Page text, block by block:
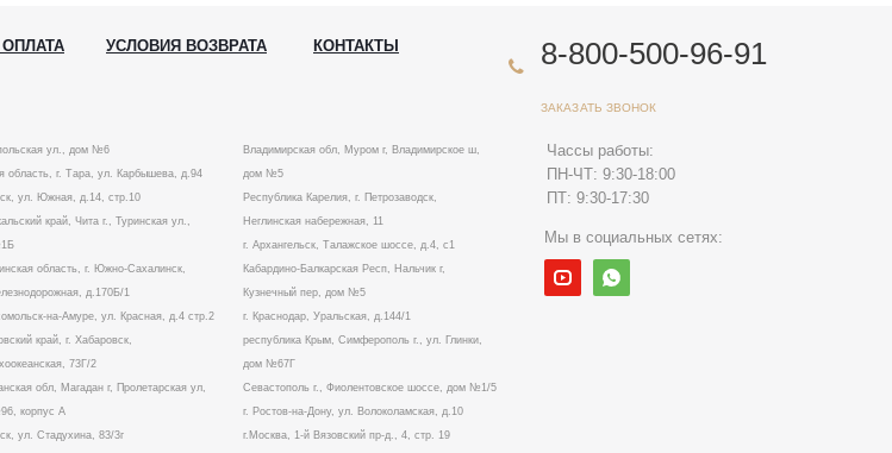
УСЛОВИЯ ВОЗВРАТА
КОНТАКТЫ
ул., дом №6
область, г. Тара, ул. Карбышева, д.94
ул. Южная, д.14, стр.10
край, Чита г., Туринская ул.,
область, г. Южно-Сахалинск,
д.170Б/1
на-Амуре, ул. Красная, д.4 стр.2
край, г. Хабаровск,
73Г/2
обл, Магадан г, Пролетарская ул,
корпус А
ул. Стадухина, 83/3г
Владимирская обл, Муром г, Владимирское ш,
дом №5
Республика Карелия, г. Петрозаводск,
Неглинская набережная, 11
г. Архангельск, Талажское шоссе, д.4, с1
Кабардино-Балкарская Респ, Нальчик г,
Кузнечный пер, дом №5
г. Краснодар, Уральская, д.144/1
республика Крым, Симферополь г., ул. Глинки,
дом №67Г
Севастополь г., Фиолентовское шоссе, дом №1/5
г. Ростов-на-Дону, ул. Волоколамская, д.10
г.Москва, 1-й Вязовский пр-д., 4, стр. 19
8-800-500-96-91
ЗАКАЗАТЬ ЗВОНОК
Чассы работы:
ПН-ЧТ: 9:30-18:00
ПТ: 9:30-17:30
Мы в социальных сетях: